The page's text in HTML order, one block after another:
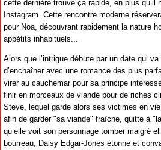
cette dernière trouve ça rapide, en plus qu’il
Instagram. Cette rencontre moderne
pour Noa, découvrant rapidement la nature
appétits inhabituels...
Alors que l’intrigue débute par un date qui
d’enchaîner avec une romance des plus
virer au cauchemar pour sa principe
finir en morceaux de viande pour de riches
Steve, lequel garde alors ses victimes en
afin de garder "sa viande" fraîche, quitte à
qu’elle voit son personnage tomber malgré
bourreau, Daisy Edgar-Jones étonne et